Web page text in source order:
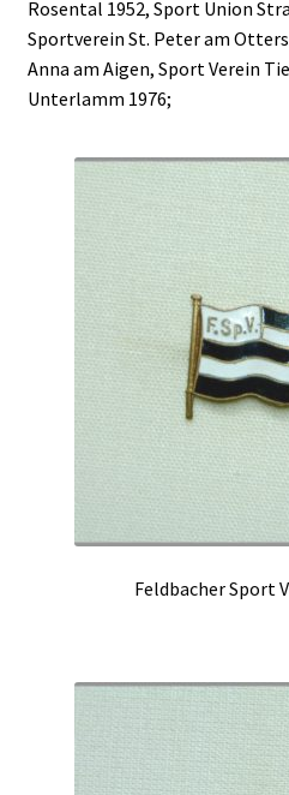
Rosental 1952, Sport Union
Sportverein St. Peter am
Anna am Aigen, Sport Verein
Unterlamm 1976;
Feldbacher Sport